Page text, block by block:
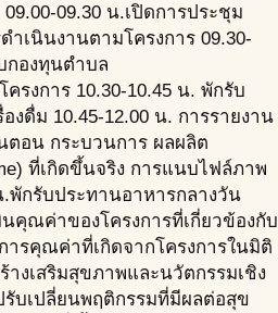
09.30 น.เปิดการประชุม
เนินงานตามโครงการ 09.30-
กองทุนตำบล
รงการ 10.30-10.45 น. พักรับ
งดื่ม 10.45-12.00 น. การรายงาน
ตอน กระบวนการ ผลผลิต
ที่เกิดขึ้นจริง การแนบไฟล์ภาพ
.พักรับประทานอาหารกลางวัน
คุณค่าของโครงการที่เกี่ยวข้องกับ
ารคุณค่าที่เกิดจากโครงการในมิติ
งเสริมสุขภาพและนวัตกรรมเชิง
บเปลี่ยนพฤติกรรมที่มีผลต่อสุข